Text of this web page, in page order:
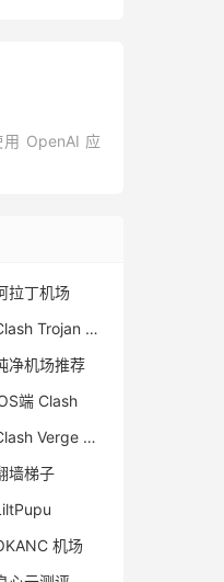
OpenAI 应
拉丁机场
Clash Trojan 节点
净机场推荐
端 Clash
Clash Verge 下载
墙梯子
机场